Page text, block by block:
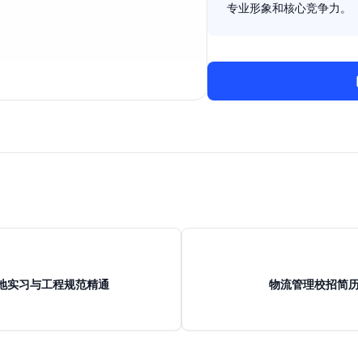
专业形象和核心竞争力。
实习与工程规范精通 物流管理校招简